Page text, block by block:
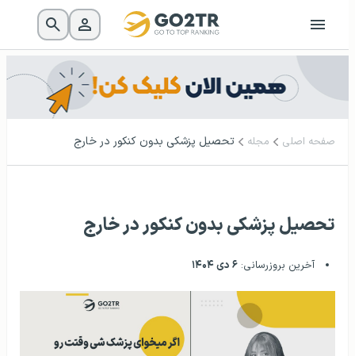
صفحه اصلی مجله تحصیل پزشکی بدون کنکور در خارج
تحصیل پزشکی بدون کنکور در خارج
آخرین بروزرسانی: ۶ دی ۱۴۰۴